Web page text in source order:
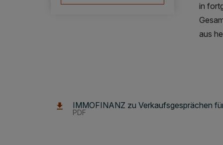
in
aus
IMMOFINANZ zu Verkaufsgesprächen
PDF